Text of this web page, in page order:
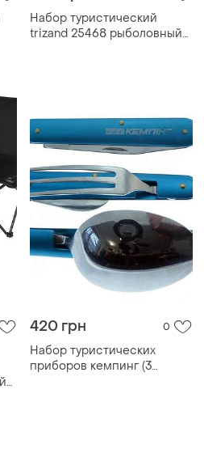
Набор туристический
trizand 25468 рыболовный
420 грн 0
Набор туристических
приборов кемпинг (3